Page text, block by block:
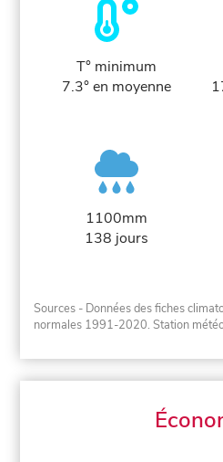
T° minimum
7.3° en moyenne
1100mm
138 jours
Sources - Données des fiches
normales 1991-2020. Station